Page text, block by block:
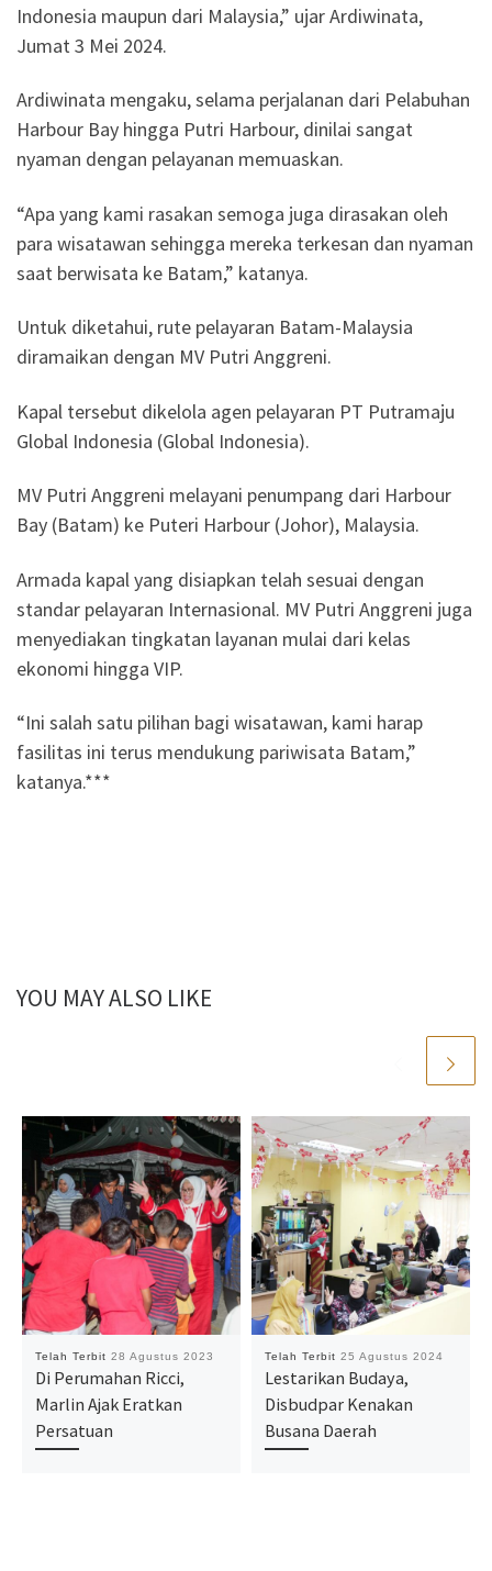
Indonesia maupun dari Malaysia,” ujar Ardiwinata,
Jumat 3 Mei 2024.
Ardiwinata mengaku, selama perjalanan dari Pelabuhan
Harbour Bay hingga Putri Harbour, dinilai sangat
nyaman dengan pelayanan memuaskan.
“Apa yang kami rasakan semoga juga dirasakan oleh
para wisatawan sehingga mereka terkesan dan nyaman
saat berwisata ke Batam,” katanya.
Untuk diketahui, rute pelayaran Batam-Malaysia
diramaikan dengan MV Putri Anggreni.
Kapal tersebut dikelola agen pelayaran PT Putramaju
Global Indonesia (Global Indonesia).
MV Putri Anggreni melayani penumpang dari Harbour
Bay (Batam) ke Puteri Harbour (Johor), Malaysia.
Armada kapal yang disiapkan telah sesuai dengan
standar pelayaran Internasional. MV Putri Anggreni juga
menyediakan tingkatan layanan mulai dari kelas
ekonomi hingga VIP.
“Ini salah satu pilihan bagi wisatawan, kami harap
fasilitas ini terus mendukung pariwisata Batam,”
katanya.***
YOU MAY ALSO LIKE
Telah Terbit 28 Agustus 2023
Di Perumahan Ricci,
Marlin Ajak Eratkan
Persatuan
Telah Terbit 25 Agustus 2024
Lestarikan Budaya,
Disbudpar Kenakan
Busana Daerah